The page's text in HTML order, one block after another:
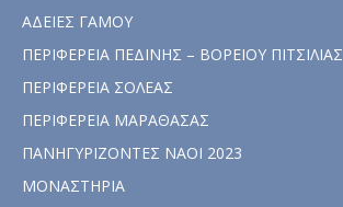
ΑΔΕΙΕΣ ΓΑΜΟΥ
ΠΕΡΙΦΕΡΕΙΑ ΠΕΔΙΝΗΣ – ΒΟΡΕΙΟΥ ΠΙΤΣΙΛΙΑΣ
ΠΕΡΙΦΕΡΕΙΑ ΣΟΛΕΑΣ
ΠΕΡΙΦΕΡΕΙΑ ΜΑΡΑΘΑΣΑΣ
ΠΑΝΗΓΥΡΙΖΟΝΤΕΣ ΝΑΟΙ 2023
ΜΟΝΑΣΤΗΡΙΑ